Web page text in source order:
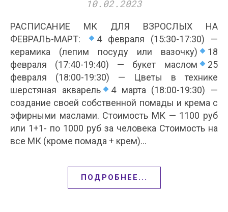
10.02.2023
РАСПИСАНИЕ МК ДЛЯ ВЗРОСЛЫХ НА
ФЕВРАЛЬ-МАРТ:
4 февраля (15:30-17:30) —
керамика (лепим посуду или вазочку)
18
февраля (17:40-19:40) — букет маслом
25
февраля (18:00-19:30) — Цветы в технике
шерстяная акварель
4 марта (18:00-19:30) —
создание своей собственной помады и крема с
эфирными маслами. Стоимость МК — 1100 руб
или 1+1- по 1000 руб за человека Стоимость на
все МК (кроме помада + крем)…
ПОДРОБНЕЕ...